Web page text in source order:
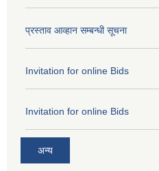
प्रस्ताव आव्हान सम्बन्धी सूचना
Invitation for online Bids
Invitation for online Bids
अन्य